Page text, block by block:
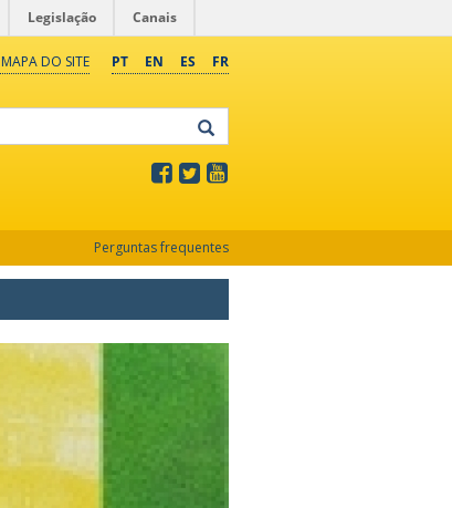
Legislação Canais
PT EN ES FR
MAPA DO SITE
Perguntas frequentes